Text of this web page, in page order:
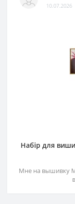
10.07.2026
Набір для
Мне на вышивку